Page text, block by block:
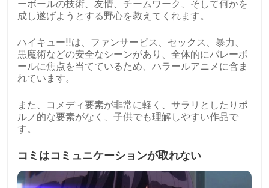
ーボールの技術、友情、チームワーク、そして何かを
成し遂げようとする野心を教えてくれます。
ハイキュー!!は、ファンサービス、セックス、暴力、
黒魔術などの安全なシーンがあり、全体的にバレーボ
ールに焦点を当てているため、ハラールアニメに含ま
れています。
また、コメディ要素が非常に軽く、サラリとしたりポ
ルノ的な要素がなく、子供でも理解しやすい作品で
す。
コミはコミュニケーションが取れない